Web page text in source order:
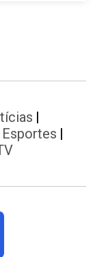
Esportes